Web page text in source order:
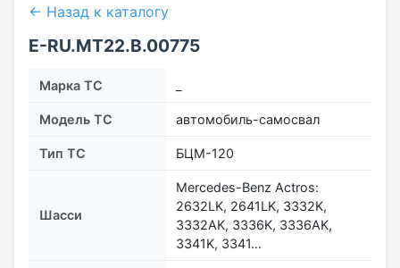
← Назад к каталогу
E-RU.MT22.В.00775
Марка ТС
Модель ТС автомобиль-самосвал
Тип ТС БЦМ-120
Шасси
Mercedes-Benz Actros:
2632LK, 2641LK, 3332K,
3332AK, 3336K, 3336AK,
3341K, 3341…